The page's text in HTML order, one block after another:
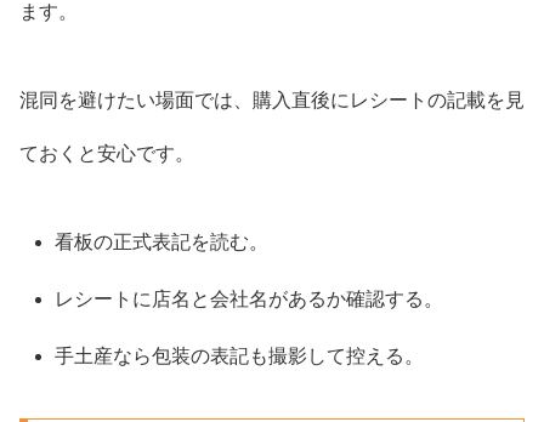
ます。
混同を避けたい場面では、購入直後にレシートの記載を見
ておくと安心です。
看板の正式表記を読む。
レシートに店名と会社名があるか確認する。
手土産なら包装の表記も撮影して控える。